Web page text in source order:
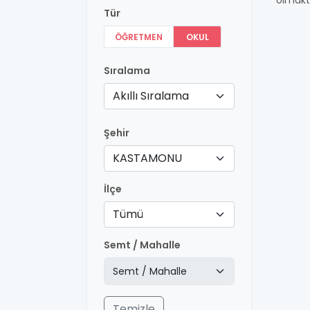
Tür
ÖĞRETMEN OKUL
Sıralama
Akıllı Sıralama
Şehir
KASTAMONU
İlçe
Tümü
Semt / Mahalle